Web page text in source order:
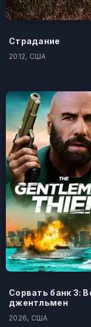
Страдание
2012, США
Сорвать банк 3:
джентльмен
2026, США